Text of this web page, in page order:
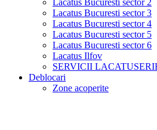
Lacatus Bucuresti sector 3
Lacatus Bucuresti sector 4
Lacatus Bucuresti sector 5
Lacatus Bucuresti sector 6
Lacatus Ilfov
SERVICII
Deblocari
Zone acoperite